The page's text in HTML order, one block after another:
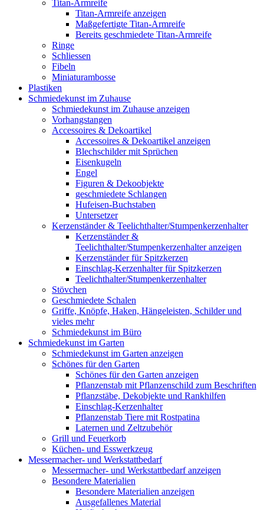
Titan-Armreife
Titan-Armreife anzeigen
Maßgefertigte Titan-Armreife
Bereits geschmiedete Titan-Armreife
Ringe
Schliessen
Fibeln
Miniaturambosse
Plastiken
Schmiedekunst im Zuhause
Schmiedekunst im Zuhause anzeigen
Vorhangstangen
Accessoires & Dekoartikel
Accessoires & Dekoartikel anzeigen
Blechschilder mit Sprüchen
Eisenkugeln
Engel
Figuren & Dekoobjekte
geschmiedete Schlangen
Hufeisen-Buchstaben
Untersetzer
Kerzenständer & Teelichthalter/Stumpenkerzenhalter
Kerzenständer &
Teelichthalter/Stumpenkerzenhalter anzeigen
Kerzenständer für Spitzkerzen
Einschlag-Kerzenhalter für Spitzkerzen
Teelichthalter/Stumpenkerzenhalter
Stövchen
Geschmiedete Schalen
Griffe, Knöpfe, Haken, Hängeleisten, Schilder und
vieles mehr
Schmiedekunst im Büro
Schmiedekunst im Garten
Schmiedekunst im Garten anzeigen
Schönes für den Garten
Schönes für den Garten anzeigen
Pflanzenstab mit Pflanzenschild zum Beschriften
Pflanzstäbe, Dekobjekte und Rankhilfen
Einschlag-Kerzenhalter
Pflanzenstab Tiere mit Rostpatina
Laternen und Zeltzubehör
Grill und Feuerkorb
Küchen- und Esswerkzeug
Messermacher- und Werkstattbedarf
Messermacher- und Werkstattbedarf anzeigen
Besondere Materialien
Besondere Materialien anzeigen
Ausgefallenes Material